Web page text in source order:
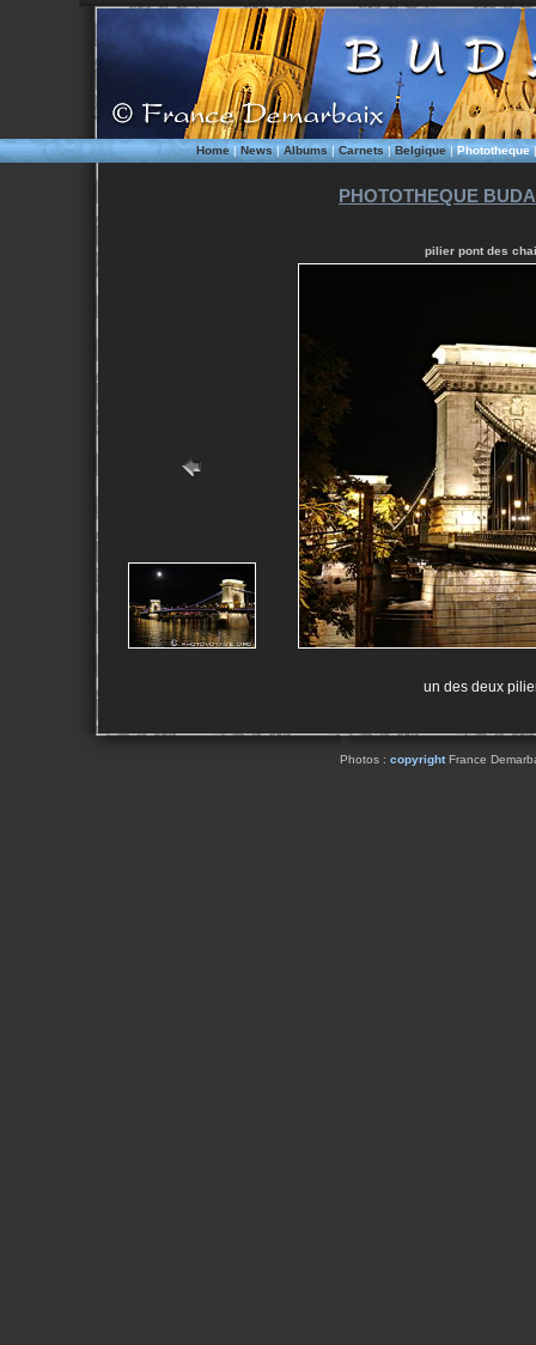
Home|News|Albums|Carnets|Belgique|Phototheque
PHOTOTHEQUE
pilier pont des
un des deux
Photos : copyrightFrance